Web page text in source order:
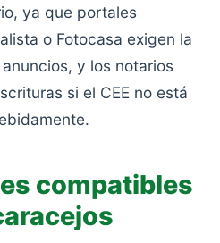
ya que portales
o Fotocasa exigen la
y los notarios
si el CEE no está
compatibles